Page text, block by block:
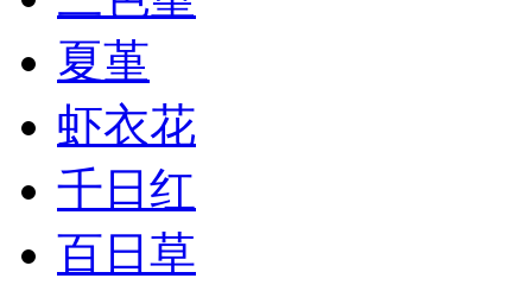
夏堇
虾衣花
千日红
百日草